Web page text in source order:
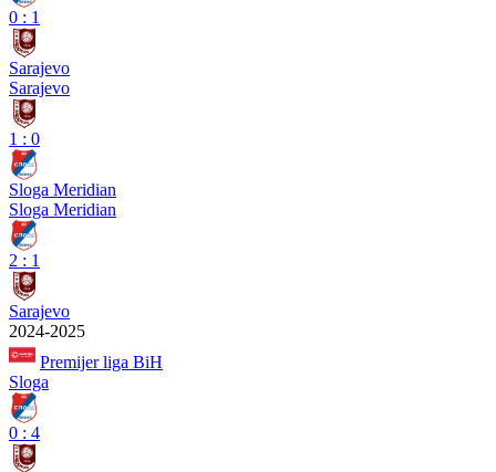
0 : 1
Sarajevo
Sarajevo
1 : 0
Sloga Meridian
Sloga Meridian
2 : 1
Sarajevo
2024-2025
Premijer liga BiH
Sloga
0 : 4